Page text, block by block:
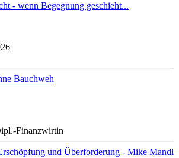
- wenn Begegnung geschieht...
Bauchweh
Finanzwirtin
und Überforderung - Mike Mandl